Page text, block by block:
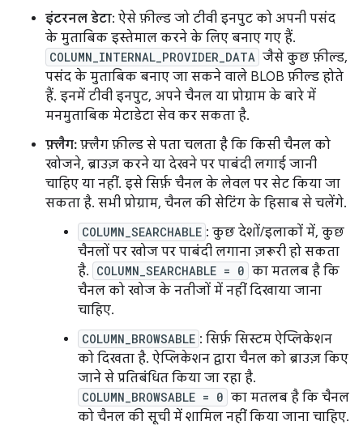
इंटरनल डेटा: ऐसे फ़ील्ड जो टीवी इनपुट को अपनी पसंद
के मुताबिक इस्तेमाल करने के लिए बनाए गए हैं.
COLUMN_INTERNAL_PROVIDER_DATA जैसे कुछ फ़ील्ड,
पसंद के मुताबिक बनाए जा सकने वाले BLOB फ़ील्ड होते
हैं. इनमें टीवी इनपुट, अपने चैनल या प्रोग्राम के बारे में
मनमुताबिक मेटाडेटा सेव कर सकता है.
फ़्लैग: फ़्लैग फ़ील्ड से पता चलता है कि किसी चैनल को
खोजने, ब्राउज़ करने या देखने पर पाबंदी लगाई जानी
चाहिए या नहीं. इसे सिर्फ़ चैनल के लेवल पर सेट किया जा
सकता है. सभी प्रोग्राम, चैनल की सेटिंग के हिसाब से चलेंगे.
COLUMN_SEARCHABLE : कुछ देशों/इलाकों में, कुछ
चैनलों पर खोज पर पाबंदी लगाना ज़रूरी हो सकता
है. COLUMN_SEARCHABLE = 0 का मतलब है कि
चैनल को खोज के नतीजों में नहीं दिखाया जाना
चाहिए.
COLUMN_BROWSABLE : सिर्फ़ सिस्टम ऐप्लिकेशन
को दिखता है. ऐप्लिकेशन द्वारा चैनल को ब्राउज़ किए
जाने से प्रतिबंधित किया जा रहा है.
COLUMN_BROWSABLE = 0 का मतलब है कि चैनल
को चैनल की सूची में शामिल नहीं किया जाना चाहिए.